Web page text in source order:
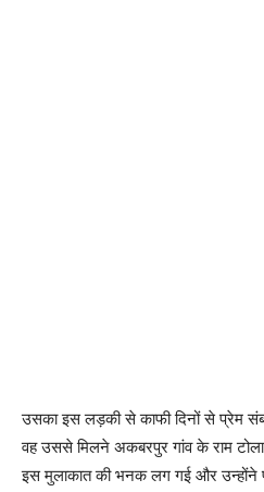
उसका इस लड़की से काफी दिनों से प्रेम
वह उससे मिलने अकबरपुर गांव के राम टोला
इस मुलाकात की भनक लग गई और उन्होंने